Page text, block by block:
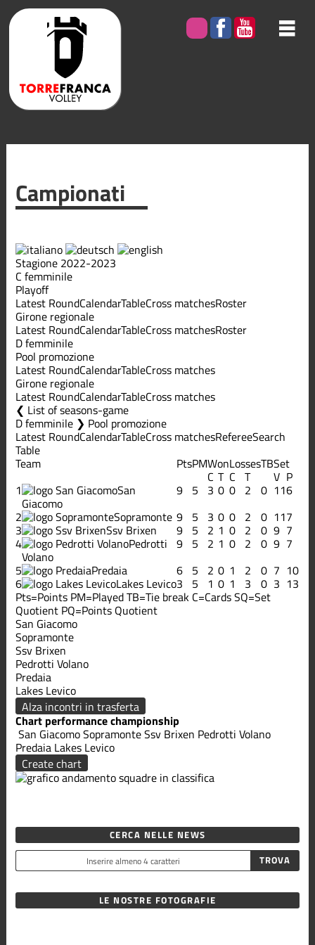
Campionati
Stagione 2022-2023
C femminile
Playoff
Latest RoundCalendarTableCross matchesRoster
Girone regionale
Latest RoundCalendarTableCross matchesRoster
D femminile
Pool promozione
Latest RoundCalendarTableCross matches
Girone regionale
Latest RoundCalendarTableCross matches
List of seasons-game
D femminile ❯ Pool promozione
Latest RoundCalendarTableCross matchesRefereeSearch
Table
Team PtsPMWonLossesTBSet
C T C T V P
1 San
Giacomo
9 5 3 0 0 2 0 116
2
Sopramonte 9 5 3 0 0 2 0 117
3 Ssv Brixen 9 5 2 1 0 2 0 9 7
4 Pedrotti
Volano
9 5 2 1 0 2 0 9 7
5
Predaia 6 5 2 0 1 2 0 7 10
6 Lakes Levico3 5 1 0 1 3 0 3 13
Pts=Points PM=PlayedTB=Tie break C=CardsSQ=Set
Quotient PQ=Points Quotient
San Giacomo
Sopramonte
Ssv Brixen
Pedrotti Volano
Predaia
Lakes Levico
Alza incontri in trasferta
Chart performance championship
San GiacomoSopramonteSsv Brixen Pedrotti Volano
Predaia Lakes Levico
Create chart
CERCA NELLE NEWS
LE NOSTRE FOTOGRAFIE